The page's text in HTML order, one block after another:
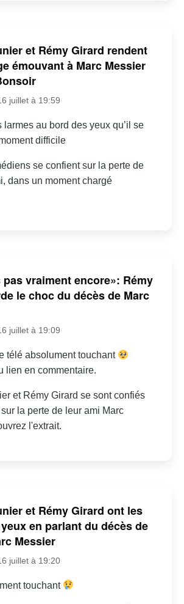
et Rémy Girard rendent
émouvant à Marc Messier
juillet à 19:59
larmes au bord des yeux qu’il se
difficile
se confient sur la perte de
dans un moment chargé
vraiment encore»: Rémy
le choc du décès de Marc
juillet à 19:09
télé absolument touchant
lien en commentaire.
et Rémy Girard se sont confiés
la perte de leur ami Marc
l'extrait.
et Rémy Girard ont les
en parlant du décès de
Messier
juillet à 19:20
touchant